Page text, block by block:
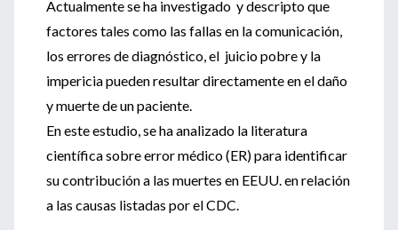
Actualmente se ha investigado y descripto que
factores tales como las fallas en la comunicación,
los errores de diagnóstico, el juicio pobre y la
impericia pueden resultar directamente en el daño
y muerte de un paciente.
En este estudio, se ha analizado la literatura
científica sobre error médico (ER) para identificar
su contribución a las muertes en EEUU. en relación
a las causas listadas por el CDC.